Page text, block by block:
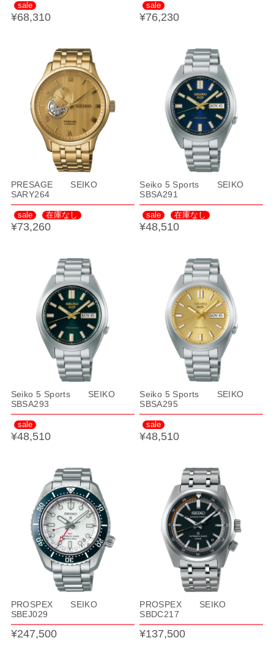
sale
¥68,310
sale
¥76,230
PRESAGE SEIKO
SARY264
sale 在庫なし
¥73,260
Seiko 5 Sports SEIKO
SBSA291
sale 在庫なし
¥48,510
Seiko 5 Sports SEIKO
SBSA293
sale
¥48,510
Seiko 5 Sports SEIKO
SBSA295
sale
¥48,510
PROSPEX SEIKO
SBEJ029
¥247,500
PROSPEX SEIKO
SBDC217
¥137,500